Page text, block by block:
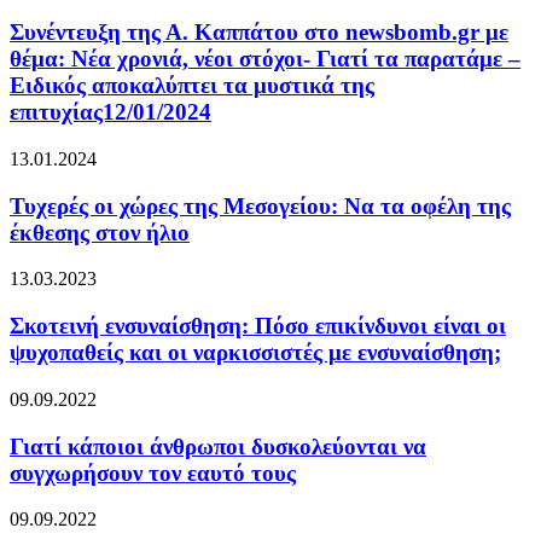
Συνέντευξη της Α. Καππάτου στο newsbomb.gr με
θέμα: Νέα χρονιά, νέοι στόχοι- Γιατί τα παρατάμε –
Ειδικός αποκαλύπτει τα μυστικά της
επιτυχίας12/01/2024
13.01.2024
Τυχερές οι χώρες της Μεσογείου: Να τα οφέλη της
έκθεσης στον ήλιο
13.03.2023
Σκοτεινή ενσυναίσθηση: Πόσο επικίνδυνοι είναι οι
ψυχοπαθείς και οι ναρκισσιστές με ενσυναίσθηση;
09.09.2022
Γιατί κάποιοι άνθρωποι δυσκολεύονται να
συγχωρήσουν τον εαυτό τους
09.09.2022